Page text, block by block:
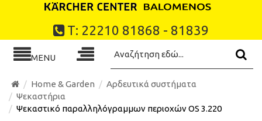
Τ: 22210 81868 - 81839
MENU
Home & Garden
Αρδευτικά συστήματα
Ψεκαστήρια
Ψεκαστικό παραλληλόγραμμων περιοχών OS 3.220